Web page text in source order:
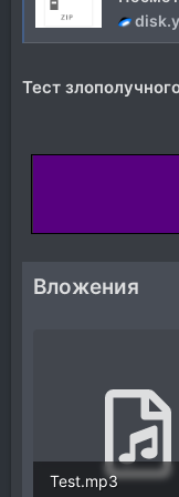
Тест
Вложения
Test.mp3